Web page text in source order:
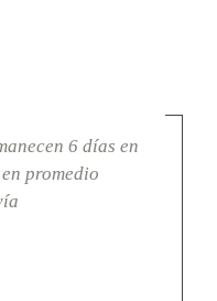
6 días en
promedio